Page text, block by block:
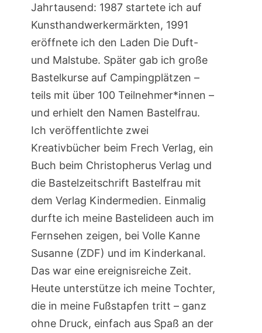
Jahrtausend: 1987 startete ich auf
Kunsthandwerkermärkten, 1991
eröffnete ich den Laden Die Duft-
und Malstube. Später gab ich große
Bastelkurse auf Campingplätzen –
teils mit über 100 Teilnehmer*innen –
und erhielt den Namen Bastelfrau.
Ich veröffentlichte zwei
Kreativbücher beim Frech Verlag, ein
Buch beim Christopherus Verlag und
die Bastelzeitschrift Bastelfrau mit
dem Verlag Kindermedien. Einmalig
durfte ich meine Bastelideen auch im
Fernsehen zeigen, bei Volle Kanne
Susanne (ZDF) und im Kinderkanal.
Das war eine ereignisreiche Zeit.
Heute unterstütze ich meine Tochter,
die in meine Fußstapfen tritt – ganz
ohne Druck, einfach aus Spaß an der